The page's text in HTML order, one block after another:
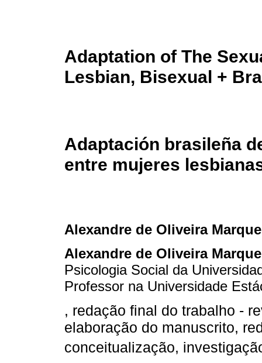
Adaptation of The
Lesbian, Bisexual +
Adaptación brasileña
entre mujeres
Alexandre de Oliveira
Alexandre de Oliveira
Psicologia Social da
Professor na Universidade
, redação final do trabalho -
elaboração do manuscrito,
conceitualização,